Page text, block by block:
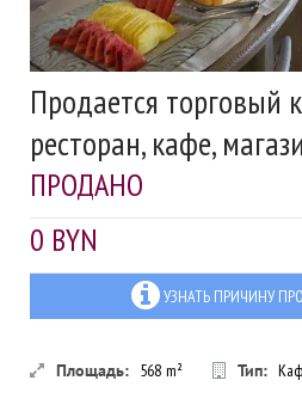
Продается торговый
ресторан, кафе,
ПРОДАНО
0 BYN
УЗНАТЬ ПРИЧИНУ
Площадь: 568 m² Тип: